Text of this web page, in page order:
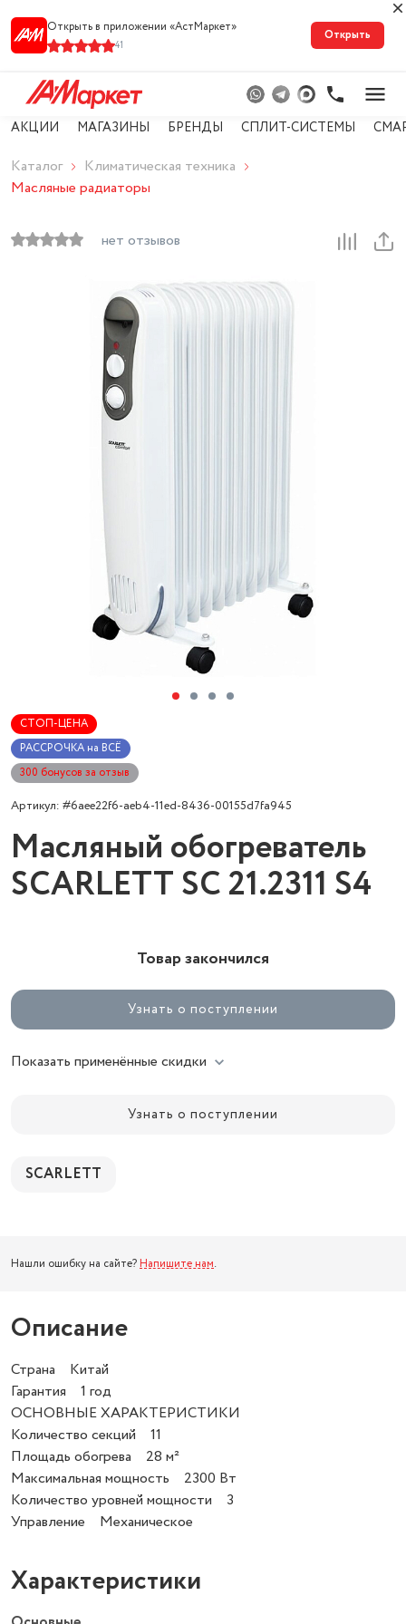
Открыть в приложении «АстМарке‪т‬»
41
Открыть
АКЦИИ МАГАЗИНЫ БРЕНДЫ СПЛИТ-СИСТЕМЫ
Каталог
Климатическая техника
Масляные радиаторы
нет отзывов
СТОП-ЦЕНА
РАССРОЧКА на ВСЁ
300 бонусов за отзыв
Артикул: #6aee22f6-aeb4-11ed-8436-00155d7fa945
Масляный обогреватель
SCARLETT SC 21.2311 S4
Товар закончился
Узнать о поступлении
Показать применённые скидки
Узнать о поступлении
SCARLETT
Нашли ошибку на сайте? Напишите нам.
Описание
Страна Китай
Гарантия 1 год
ОСНОВНЫЕ ХАРАКТЕРИСТИКИ
Количество секций 11
Площадь обогрева 28 м²
Максимальная мощность 2300 Вт
Количество уровней мощности 3
Управление Механическое
Характеристики